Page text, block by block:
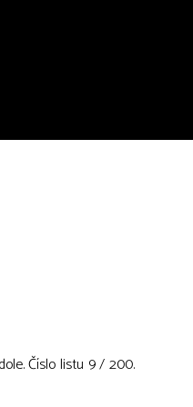
Číslo listu 9 / 200.